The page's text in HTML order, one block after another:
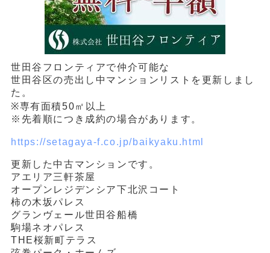
世田谷フロンティアで仲介可能な
世田谷区の売出し中マンションリストを更新しまし
た。
※専有面積50㎡以上
※先着順につき成約の場合があります。
https://setagaya-f.co.jp/baikyaku.html
更新した中古マンションです。
アエリア三軒茶屋
オープンレジデンシア下北沢コート
柿の木坂パレス
グランヴェール世田谷船橋
駒場ネオパレス
THE桜新町テラス